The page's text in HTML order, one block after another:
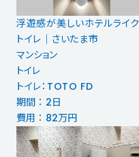
浮遊感が美しいホテルライク
トイレ｜さいたま市
マンション
トイレ
トイレ：TOTO FD
期間 ： 2日
費用 ： 82万円